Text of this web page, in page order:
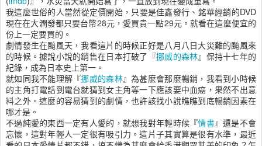
我這麼世俗的人當然從定價開始，只要是佳鑫發行、銘華經銷的DVD
現在在大潤發都只要台幣28元，愛買貴一點29元。就看在這麼便宜的
份上一定要買的。
劇情發生在颱風天，我看這片的時候正好是八月八日大災難的颱風來
的時候。據說小說的銷售在日本打破了『挪威的森林』保持十七年的
紀錄，成為日本史上第一。
就如同我不能理解『挪威的森林』為甚麼會那麼暢銷，我看到小時候
的主角打電話到電台就猜到女主角等一下應該要中血癌，果然不出意
料之外。這麼的容易猜到的劇情，也許該找小說瞧瞧到底暢銷因素在
哪才是。
不過純愛的東西一定有人愛的，就想我對年輕時候『情書』還是不會
忘懷，這對年輕人一定很有吸引力。這片子其實算是很有水準，最近